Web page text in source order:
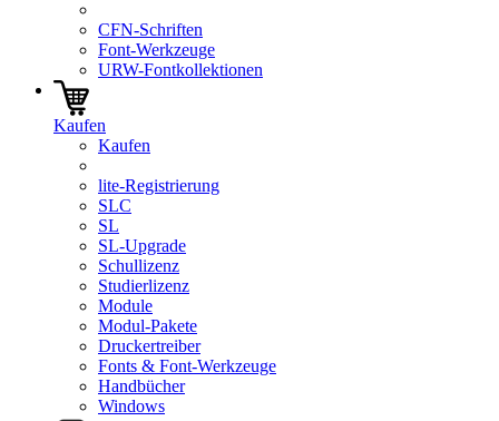
CFN-Schriften
Font-Werkzeuge
URW-Fontkollektionen
Kaufen
Kaufen
lite-Registrierung
SLC
SL
SL-Upgrade
Schullizenz
Studierlizenz
Module
Modul-Pakete
Druckertreiber
Fonts & Font-Werkzeuge
Handbücher
Windows